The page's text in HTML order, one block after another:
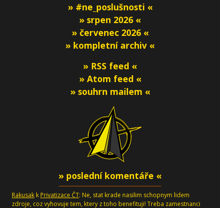
» #ne_poslušnosti «
» srpen 2026 «
» červenec 2026 «
» kompletní archiv «
» RSS feed «
» Atom feed «
» souhrn mailem «
» poslední komentáře «
Rakusak k Privatizace ČT: Ne, stat krade nasilim schopnym lidem
zdroje, coz vyhovuje tem, ktery z toho benefituji! Treba zamestnanci